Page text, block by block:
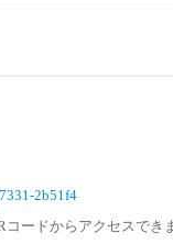
2b51f4
ードからアクセスでき